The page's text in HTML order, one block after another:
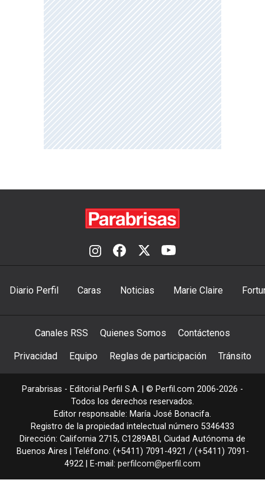
Diario Perfil Caras Noticias Marie Claire
Canales RSS Quienes Somos Contáctenos
Privacidad Equipo Reglas de participación Tránsito
Parabrisas - Editorial Perfil S.A. | © Perfil.com 2006-2026 -
Todos los derechos reservados.
Editor responsable: María José Bonacifa.
Registro de la propiedad intelectual número 5346433
Dirección: California 2715, C1289ABI , Ciudad Autónoma de
Buenos Aires | Teléfono: (+5411) 7091-4921 / (+5411) 7091-
4922 | E-mail: perfilcom@perfil.com